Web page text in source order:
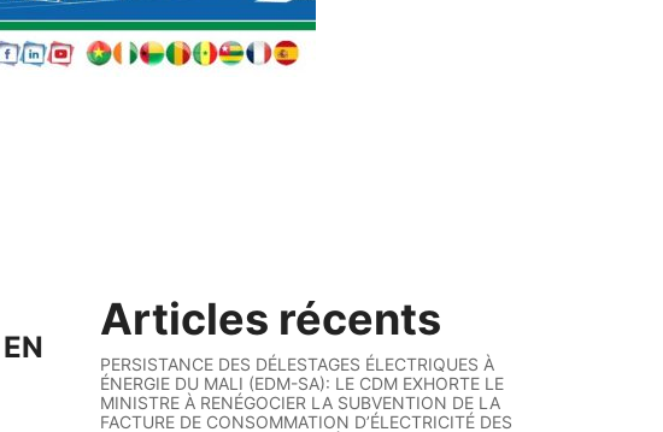
Articles récents
PERSISTANCE DES DÉLESTAGES ÉLECTRIQUES À
ÉNERGIE DU MALI (EDM-SA): LE CDM EXHORTE LE
MINISTRE À RENÉGOCIER LA SUBVENTION DE LA
FACTURE DE CONSOMMATION D’ÉLECTRICITÉ DES